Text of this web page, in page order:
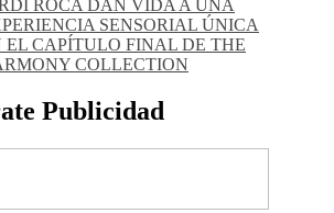
de excelencia vitivinícola
05, 2026 Bodega Win Sin Alcohol
que losvinos desalcoholizados
05, 2026 THE MACALLAN Y